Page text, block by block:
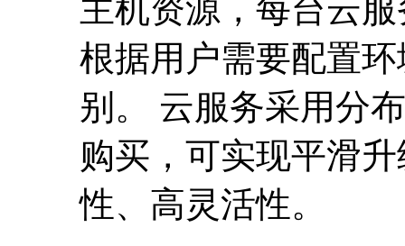
主机资源，每台云
根据用户需要配置
别。 云服务采用分
购买，可实现平滑
性、高灵活性。